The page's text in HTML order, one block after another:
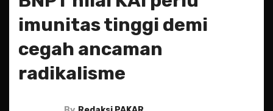
imunitas tinggi demi
cegah ancaman
radikalisme